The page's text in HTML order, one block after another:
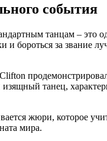
события
танцам – это
и бороться за звание
танец,
жюри, которое
мира.